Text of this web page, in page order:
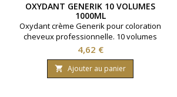
OXYDANT GENERIK 10 VOLUMES
1000ML
Oxydant crème Generik pour coloration
cheveux professionnelle. 10 volumes
contenant 3% d'eau oxygénée. Formule
avec une enrichissement en huile
protectrice reine des près ( limnanthes
alba ).Bouteille contenant 1000 ml.
Prix
4,62 €
 Ajouter au panier